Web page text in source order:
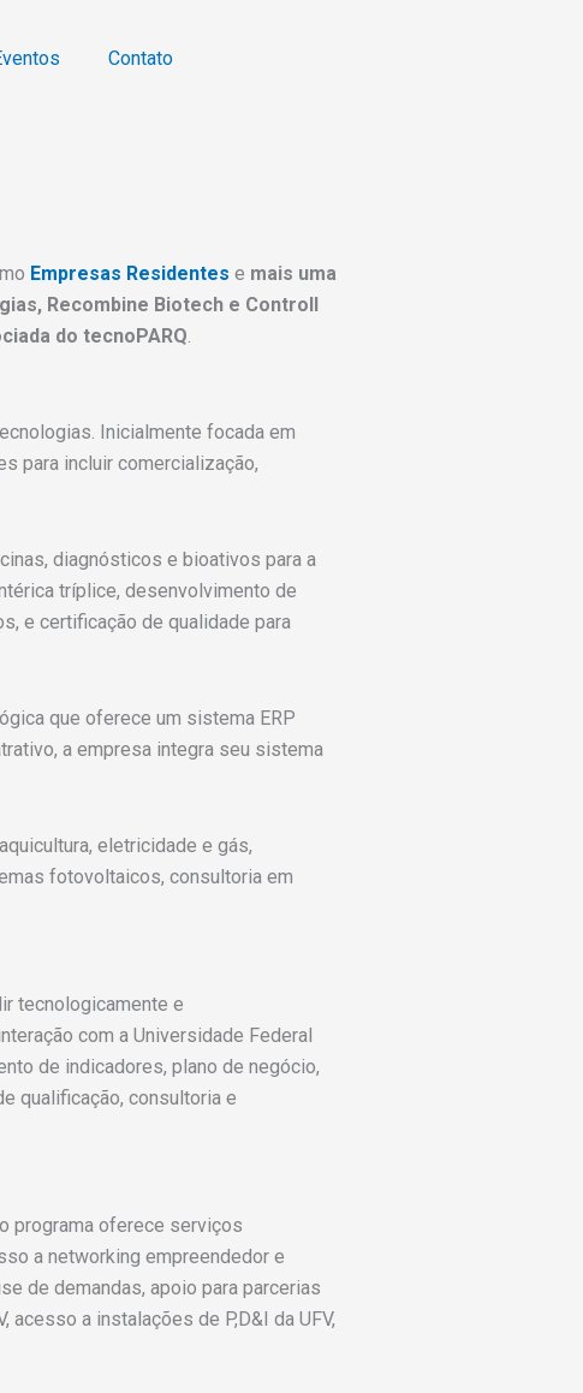
Contato
Empresas Residentes e mais uma
Recombine Biotech e Controll
do tecnoPARQ.
Inicialmente focada em
para incluir comercialização,
diagnósticos e bioativos para a
tríplice, desenvolvimento de
e certificação de qualidade para
que oferece um sistema ERP
a empresa integra seu sistema
eletricidade e gás,
fotovoltaicos, consultoria em
tecnologicamente e
com a Universidade Federal
de indicadores, plano de negócio,
qualificação, consultoria e
programa oferece serviços
a networking empreendedor e
de demandas, apoio para parcerias
a instalações de P,D&I da UFV,